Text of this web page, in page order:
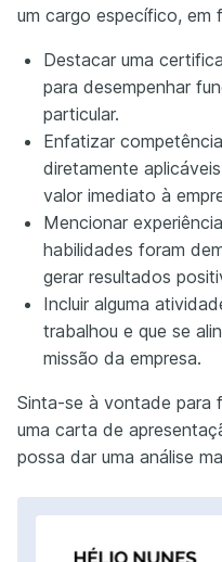
um cargo específico, em
Destacar uma
para desempenhar
particular.
Enfatizar
diretamente
valor imediato à
Mencionar
habilidades foram
gerar resultados
Incluir alguma
trabalhou e que se
missão da empresa.
Sinta-se à vontade para
uma carta de
possa dar uma análise